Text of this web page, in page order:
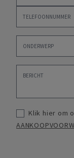
Klik hier om